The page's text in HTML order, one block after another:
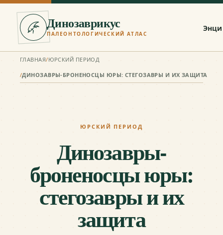
Динозаврикус
ПАЛЕОНТОЛОГИЧЕСКИЙ АТЛАС
ГЛАВНАЯ/ЮРСКИЙ ПЕРИОД
/ДИНОЗАВРЫ-БРОНЕНОСЦЫ ЮРЫ: СТЕГОЗАВРЫ И ИХ ЗАЩИТА
ЮРСКИЙ ПЕРИОД
Динозавры-
броненосцы юры:
стегозавры и их
защита